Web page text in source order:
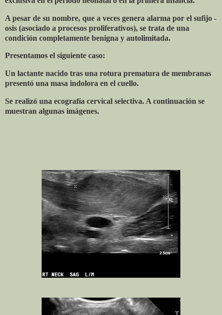
A pesar de su nombre, que a veces genera alarma por el sufijo -
osis (asociado a procesos proliferativos), se trata de una
condición completamente benigna y autolimitada.
Presentamos el siguiente caso:
Un lactante nacido tras una rotura prematura de membranas
presentó una masa indolora en el cuello.
Se realizó una ecografía cervical selectiva. A continuación se
muestran algunas imágenes.